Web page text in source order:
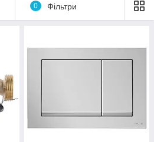
0 Фільтри